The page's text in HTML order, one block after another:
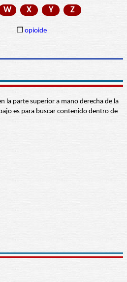
W X Y Z
❒ opioide
la parte superior a mano derecha de la
es para buscar contenido dentro de